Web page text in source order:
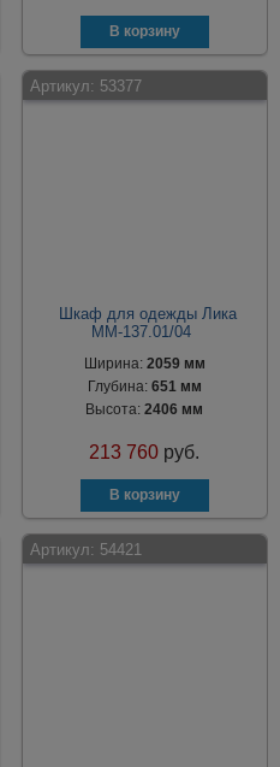
Артикул: 53377
Шкаф для одежды Лика
ММ-137.01/04
Ширина: 2059 мм
Глубина: 651 мм
Высота:2406 мм
213 760 руб.
Артикул: 54421